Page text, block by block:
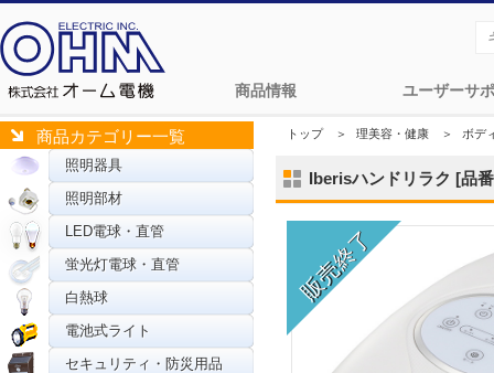
商品情報 ユーザーサ
商品カテゴリー一覧
照明器具
照明部材
LED電球・直管
蛍光灯電球・直管
白熱球
電池式ライト
セキュリティ・防災用品
トップ＞ 理美容・健康 ＞ ボデ
Iberisハンドリラク [品